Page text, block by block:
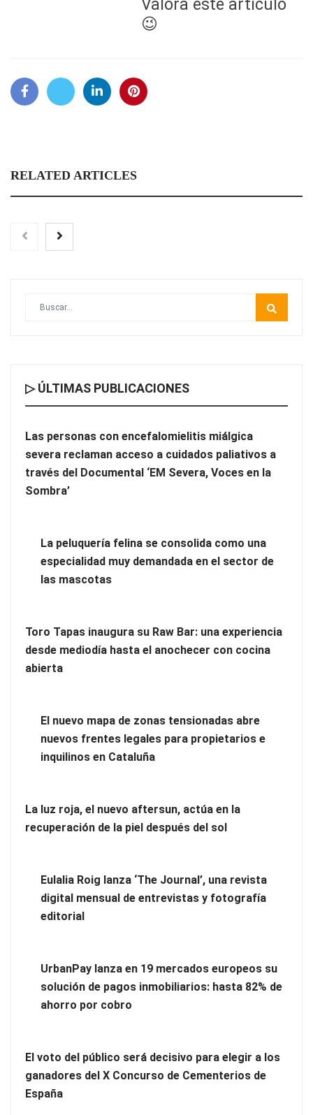
Valora este artículo
😉
RELATED ARTICLES
Las personas con encefalomielitis miálgica severa reclaman
acceso a cuidados paliativos a través del Documental ‘EM
La peluquería felina se consolida como una especialidad muy
Toro Tapas inaugura su Raw Bar: una experiencia desde
mediodía hasta el anochecer con cocina abierta
La luz roja, el nuevo aftersun, actúa en la recuperación de la
Eulalia Roig lanza ‘The Journal’, una revista digital mensual
de entrevistas y fotografía editorial
▷ ÚLTIMAS PUBLICACIONES
Las personas con encefalomielitis miálgica
severa reclaman acceso a cuidados paliativos a
través del Documental ‘EM Severa, Voces en la
Sombra’
La peluquería felina se consolida como una
especialidad muy demandada en el sector de
las mascotas
Toro Tapas inaugura su Raw Bar: una experiencia
desde mediodía hasta el anochecer con cocina
abierta
El nuevo mapa de zonas tensionadas abre
nuevos frentes legales para propietarios e
inquilinos en Cataluña
La luz roja, el nuevo aftersun, actúa en la
recuperación de la piel después del sol
Eulalia Roig lanza ‘The Journal’, una revista
digital mensual de entrevistas y fotografía
editorial
UrbanPay lanza en 19 mercados europeos su
solución de pagos inmobiliarios: hasta 82% de
ahorro por cobro
El voto del público será decisivo para elegir a los
ganadores del X Concurso de Cementerios de
España